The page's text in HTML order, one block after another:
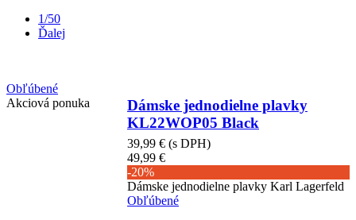
1/50
Ďalej
Obľúbené
Akciová ponuka
Dámske jednodielne plavky
KL22WOP05 Black
39,99 € (s DPH)
49,99 €
-20%
Dámske jednodielne plavky Karl Lagerfeld
Obľúbené